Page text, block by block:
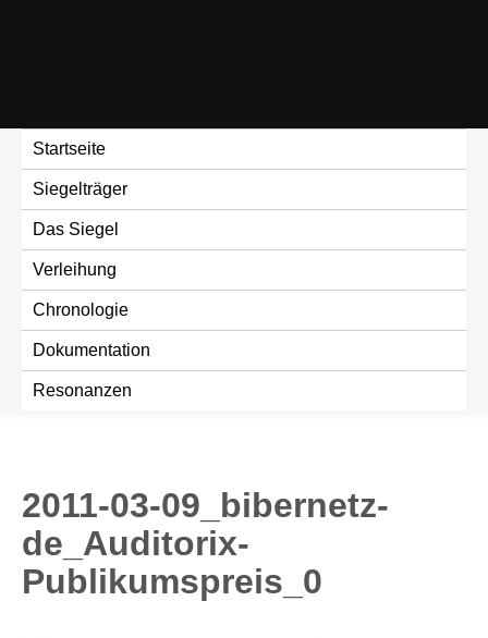
Startseite
Siegelträger
Das Siegel
Verleihung
Chronologie
Dokumentation
Resonanzen
2011-03-09_bibernetz-
de_Auditorix-
Publikumspreis_0